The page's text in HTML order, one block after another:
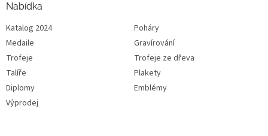
Nabídka
Katalog 2024
Poháry
Medaile
Gravírování
Trofeje
Trofeje ze dřeva
Talíře
Plakety
Diplomy
Emblémy
Výprodej